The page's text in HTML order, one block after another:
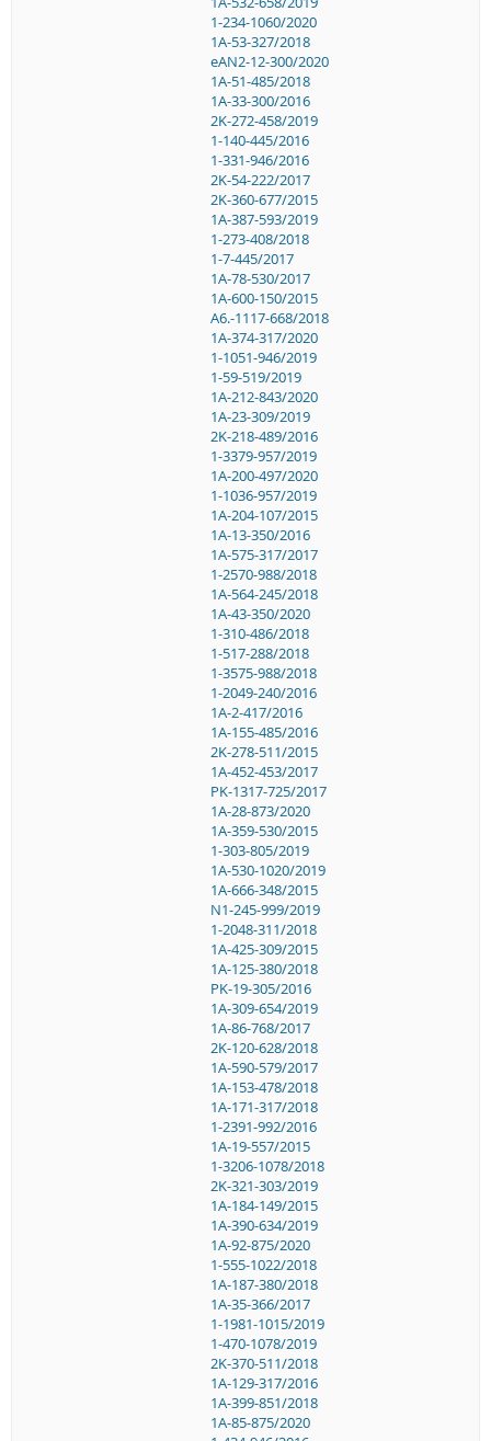
1-234-1060/2020
1A-53-327/2018
eAN2-12-300/2020
1A-51-485/2018
1A-33-300/2016
2K-272-458/2019
1-140-445/2016
1-331-946/2016
2K-54-222/2017
2K-360-677/2015
1A-387-593/2019
1-273-408/2018
1-7-445/2017
1A-78-530/2017
1A-600-150/2015
A6.-1117-668/2018
1A-374-317/2020
1-1051-946/2019
1-59-519/2019
1A-212-843/2020
1A-23-309/2019
2K-218-489/2016
1-3379-957/2019
1A-200-497/2020
1-1036-957/2019
1A-204-107/2015
1A-13-350/2016
1A-575-317/2017
1-2570-988/2018
1A-564-245/2018
1A-43-350/2020
1-310-486/2018
1-517-288/2018
1-3575-988/2018
1-2049-240/2016
1A-2-417/2016
1A-155-485/2016
2K-278-511/2015
1A-452-453/2017
PK-1317-725/2017
1A-28-873/2020
1A-359-530/2015
1-303-805/2019
1A-530-1020/2019
1A-666-348/2015
N1-245-999/2019
1-2048-311/2018
1A-425-309/2015
1A-125-380/2018
PK-19-305/2016
1A-309-654/2019
1A-86-768/2017
2K-120-628/2018
1A-590-579/2017
1A-153-478/2018
1A-171-317/2018
1-2391-992/2016
1A-19-557/2015
1-3206-1078/2018
2K-321-303/2019
1A-184-149/2015
1A-390-634/2019
1A-92-875/2020
1-555-1022/2018
1A-187-380/2018
1A-35-366/2017
1-1981-1015/2019
1-470-1078/2019
2K-370-511/2018
1A-129-317/2016
1A-399-851/2018
1A-85-875/2020